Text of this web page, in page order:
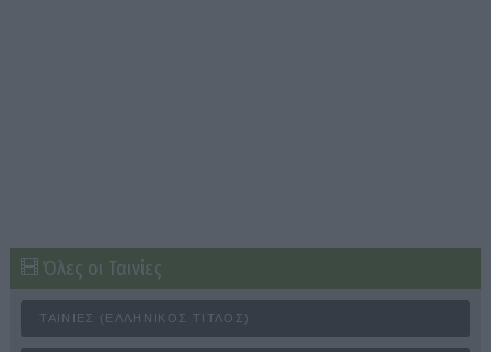
Όλες οι Ταινίες
ΤΑΙΝΊΕΣ (ΕΛΛΗΝΙΚΌΣ ΤΊΤΛΟΣ)